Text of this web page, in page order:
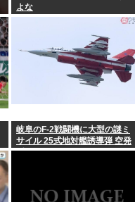
よな
岐阜のF-2戦闘機に大型の謎ミ
サイル 25式地対艦誘導弾 空発
型